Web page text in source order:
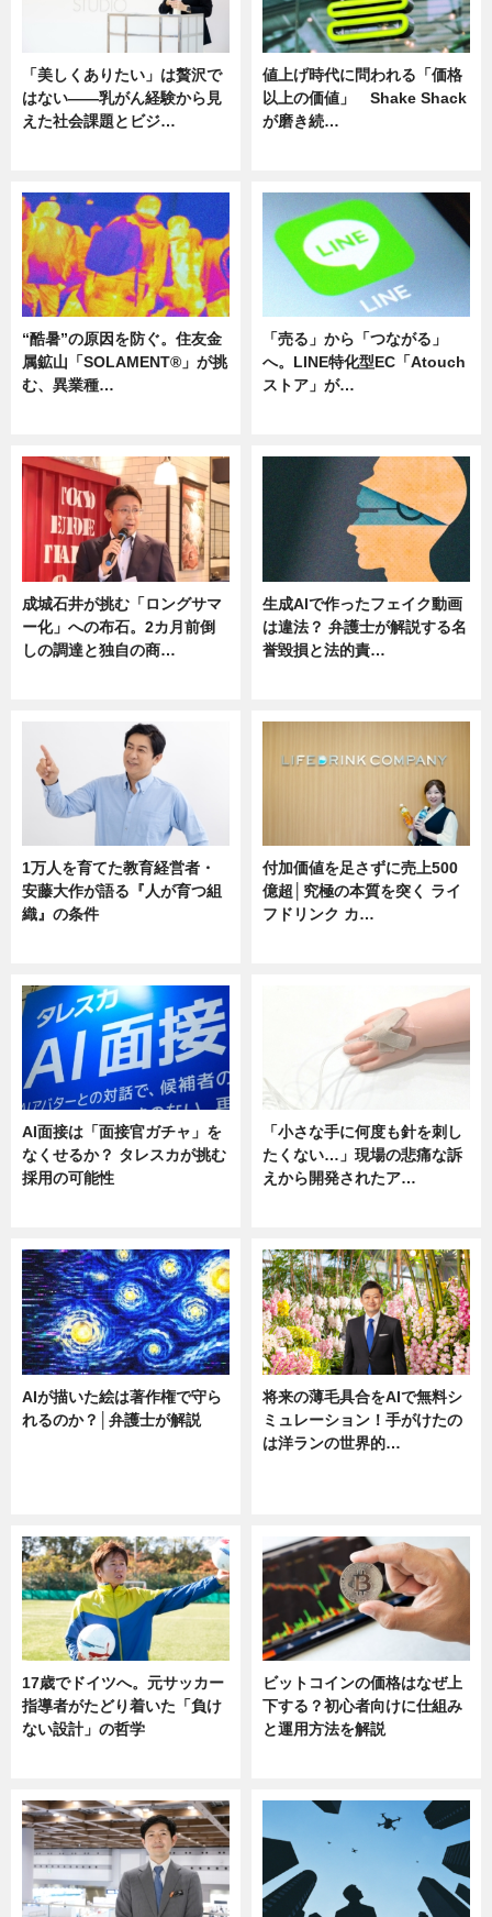
「美しくありたい」は贅沢で
はない――乳がん経験から見
えた社会課題とビジ…
値上げ時代に問われる「価格
以上の価値」 Shake Shack
が磨き続…
“酷暑”の原因を防ぐ。住友金
属鉱山「SOLAMENT®」が挑
む、異業種…
「売る」から「つながる」
へ。LINE特化型EC「Atouch
ストア」が…
成城石井が挑む「ロングサマ
ー化」への布石。2カ月前倒
しの調達と独自の商…
生成AIで作ったフェイク動画
は違法？ 弁護士が解説する名
誉毀損と法的責…
1万人を育てた教育経営者・
安藤大作が語る『人が育つ組
織』の条件
付加価値を足さずに売上500
億超│究極の本質を突く ライ
フドリンク カ…
AI面接は「面接官ガチャ」を
なくせるか？ タレスカが挑む
採用の可能性
「小さな手に何度も針を刺し
たくない…」現場の悲痛な訴
えから開発されたア…
AIが描いた絵は著作権で守ら
れるのか？│弁護士が解説
将来の薄毛具合をAIで無料シ
ミュレーション！手がけたの
は洋ランの世界的…
17歳でドイツへ。元サッカー
指導者がたどり着いた「負け
ない設計」の哲学
ビットコインの価格はなぜ上
下する？初心者向けに仕組み
と運用方法を解説